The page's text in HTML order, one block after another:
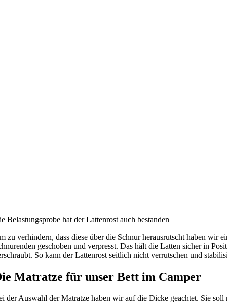
Belastungsprobe hat der Lattenrost auch bestanden
zu verhindern, dass diese über die Schnur herausrutscht haben
geschoben und verpresst. Das hält die Latten sicher in
So kann der Lattenrost seitlich nicht verrutschen und
Matratze für unser Bett im Camper
der Auswahl der Matratze haben wir auf die Dicke geachtet. Sie